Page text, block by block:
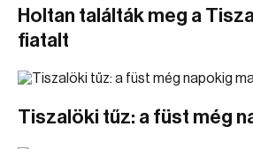
Holtan találták meg a
fiatalt
Tiszalöki tűz: a füst még